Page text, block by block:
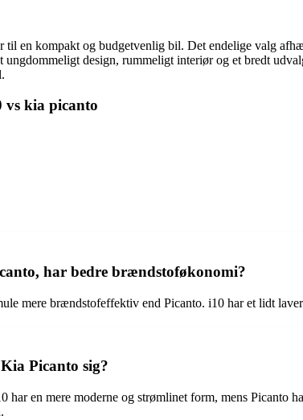
til en kompakt og budgetvenlig bil. Det endelige valg
ungdommeligt design, rummeligt interiør og et bredt
vs kia picanto
har bedre brændstoføkonomi?
mere brændstofeffektiv end Picanto. i10 har et lidt
Picanto sig?
en mere moderne og strømlinet form, mens Picanto